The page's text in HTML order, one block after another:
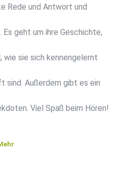
Rede und Antwort und
geht um ihre Geschichte,
wie sie sich kennengelernt
sind. Außerdem gibt es ein
Viel Spaß beim Hören!